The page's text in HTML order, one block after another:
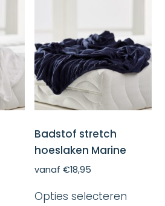
product
Badstof stretch
hoeslaken Marine
vanaf€18,95
Opties selecteren